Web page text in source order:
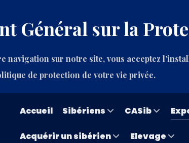
Accueil Sibériens CASib
Acquérir un sibérien Elevage
Général sur la
navigation sur notre site, vous acceptez
de protection de votre vie privée.